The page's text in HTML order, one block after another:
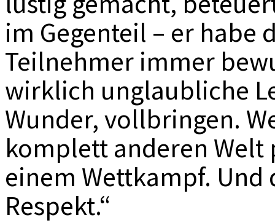
im Gegenteil – er habe
Teilnehmer immer
wirklich unglaubliche
Wunder, vollbringen.
komplett anderen
einem Wettkampf. Und
Respekt.“